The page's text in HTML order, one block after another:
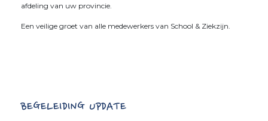
afdeling van uw provincie.
Een veilige groet van alle medewerkers van School & Ziekzijn.
BEGELEIDING UPDATE